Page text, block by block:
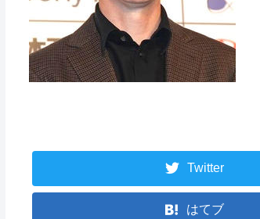
Twitter
はてブ